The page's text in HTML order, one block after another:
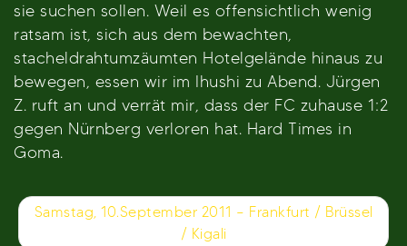
sie suchen sollen. Weil es offensichtlich wenig
ratsam ist, sich aus dem bewachten,
stacheldrahtumzäumten Hotelgelände hinaus zu
bewegen, essen wir im Ihushi zu Abend. Jürgen
Z. ruft an und verrät mir, dass der FC zuhause 1:2
gegen Nürnberg verloren hat. Hard Times in
Goma.
Beitragsnavigation
Samstag, 10.September 2011 – Frankfurt / Brüssel
/ Kigali